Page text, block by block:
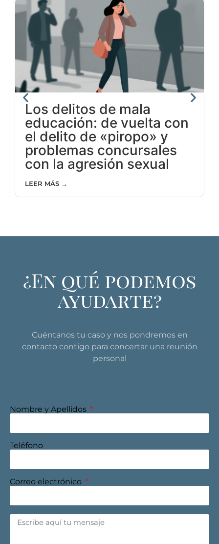
Los delitos de mala
educación: de vuelta con
el delito de «piropo» y
problemas concursales
con la agresión sexual
LEER MÁS →
¿En qué podemos
ayudarte?
Cuéntanos tu caso y nos pondremos en
contacto contigo para concertar una reunión
personal
Nombre y Apellidos
Teléfono
Correo electrónico